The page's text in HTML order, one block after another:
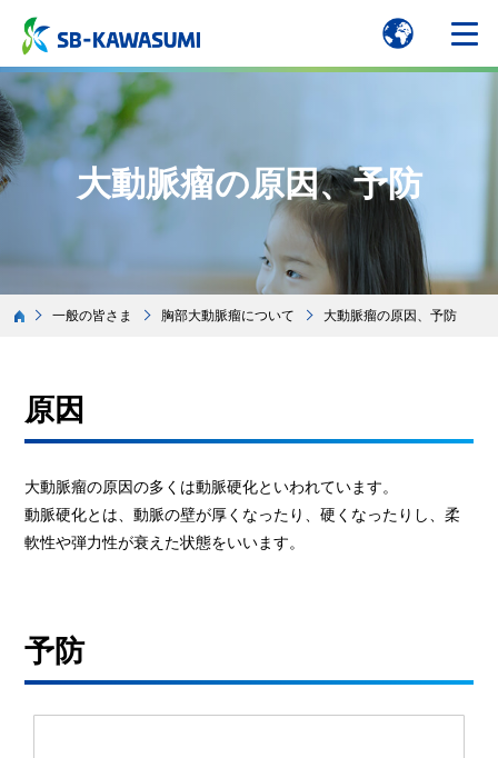
大動脈瘤の原因、予防
一般の皆さま 胸部大動脈瘤について 大動脈瘤の原因、予防
原因
大動脈瘤の原因の多くは動脈硬化といわれています。
動脈硬化とは、動脈の壁が厚くなったり、硬くなったりし、柔
軟性や弾力性が衰えた状態をいいます。
予防